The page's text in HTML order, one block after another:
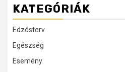
KATEGÓRIÁK
Edzésterv
Egészség
Esemény